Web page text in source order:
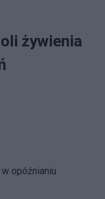
żywienia